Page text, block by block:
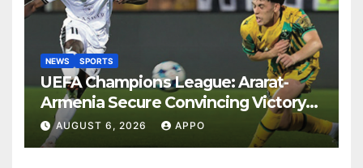
NEWS SPORTS
UEFA Champions League: Ararat-
Armenia Secure Convincing Victory
Over Shamrock Rovers 2-0
AUGUST 6, 2026 APPO